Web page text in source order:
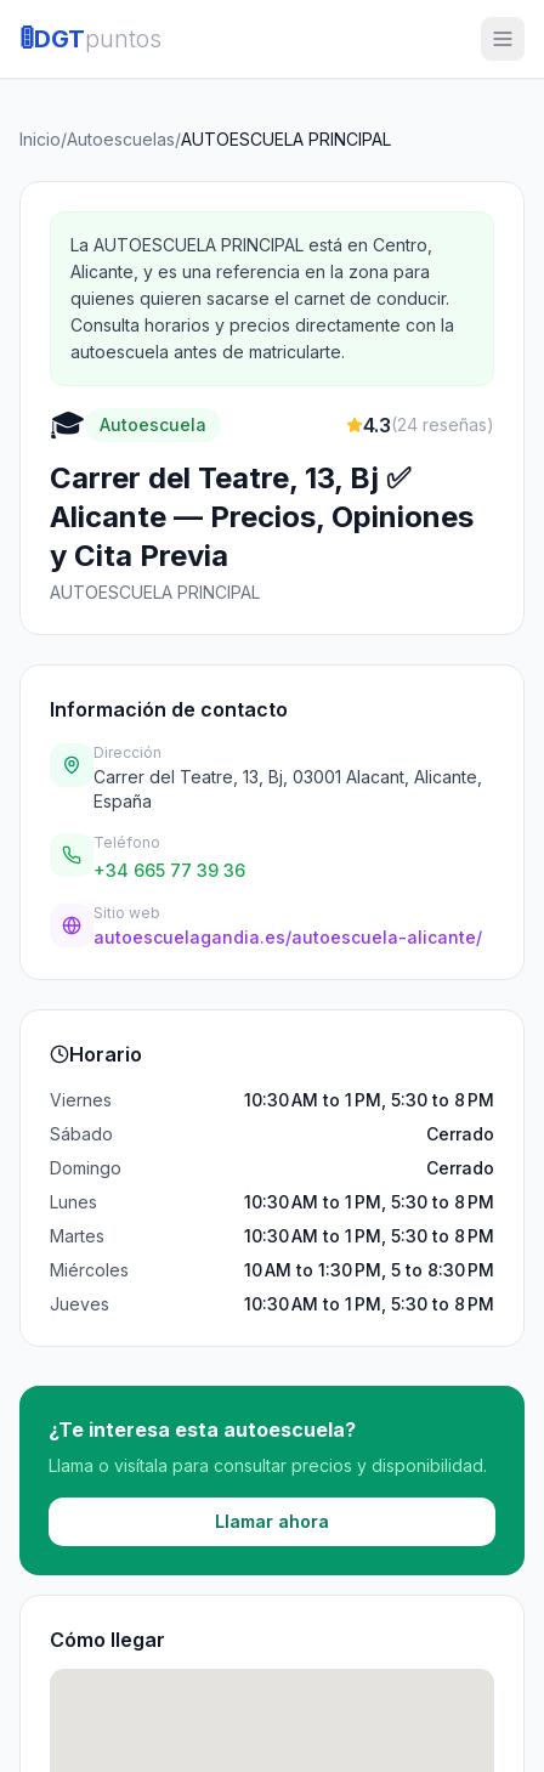
🚦DGTpuntos
Inicio/Autoescuelas/AUTOESCUELA PRINCIPAL
La AUTOESCUELA PRINCIPAL está en Centro,
Alicante, y es una referencia en la zona para
quienes quieren sacarse el carnet de conducir.
Consulta horarios y precios directamente con la
autoescuela antes de matricularte.
🎓 Autoescuela 4.3(24 reseñas)
Carrer del Teatre, 13, Bj ✅
Alicante — Precios, Opiniones
y Cita Previa
AUTOESCUELA PRINCIPAL
Información de contacto
Dirección
Carrer del Teatre, 13, Bj, 03001 Alacant, Alicante,
España
Teléfono
+34 665 77 39 36
Sitio web
autoescuelagandia.es/autoescuela-alicante/
Horario
Viernes
10:30 AM to 1 PM, 5:30 to 8 PM
Sábado
Cerrado
Domingo
Cerrado
Lunes
10:30 AM to 1 PM, 5:30 to 8 PM
Martes
10:30 AM to 1 PM, 5:30 to 8 PM
Miércoles
10 AM to 1:30 PM, 5 to 8:30 PM
Jueves
10:30 AM to 1 PM, 5:30 to 8 PM
¿Te interesa esta autoescuela?
Llama o visítala para consultar precios y disponibilidad.
Llamar ahora
Cómo llegar